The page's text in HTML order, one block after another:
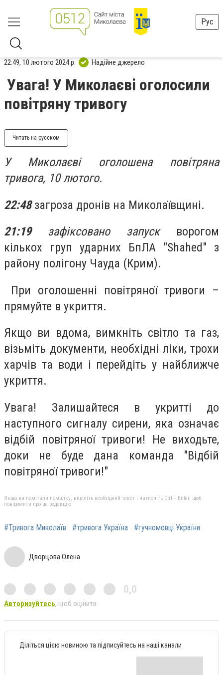
Рус
22:49, 10 лютого 2024 р. Надійне джерело
Увага! У Миколаєві оголосили
повітряну тривогу
Читать на русском
У Миколаєві оголошена повітряна
тривога, 10 лютого.
22:48загроза дронів на Миколаївщині.
21:19зафіксовано запускворогом
кількох груп ударних БпЛА "Shahed" з
району полігону Чауда (Крим).
При оголошенні повітряної тривоги –
прямуйте в укриття.
Якщо ви вдома, вимкніть світло та газ,
візьміть документи, необхідні ліки, трохи
харчів та води і перейдіть у найближче
укриття.
Увага! Залишайтеся в укритті до
наступного сигналу сирени, яка означає
відбій повітряної тривоги! Не виходьте,
доки не буде дана команда "Відбій
повітряної тривоги!"
Якщо ви помітили помилку, виділіть необхідний текст і натисніть Ctrl + Enter, щоб
повідомити про це редакцію
#Тривога Миколаїв #тривога Україна #гучномовці України
Дворцова Олена
0,0
Авторизуйтесь, щоб оцінити
Діліться цією новиною та підписуйтесь на наші канали